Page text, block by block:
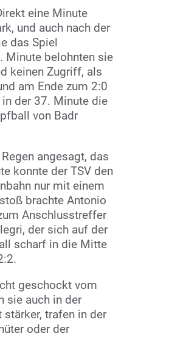
eine Minute
und auch nach der
das Spiel
Minute belohnten sie
keinen Zugriff, als
am Ende zum 2:0
der 37. Minute die
von Badr
angesagt, das
konnte der TSV den
nur mit einem
brachte Antonio
Anschlusstreffer
der sich auf der
scharf in die Mitte
geschockt vom
sie auch in der
trafen in der
oder der